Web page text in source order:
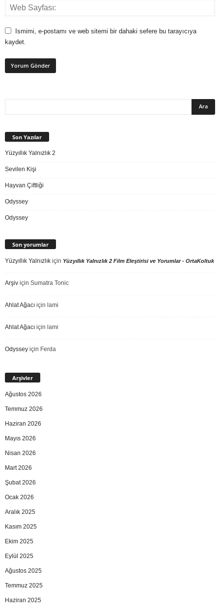
Ismimi, e-postamı ve web sitemi bir dahaki sefere bu tarayıcıya
kaydet.
Son Yazılar
Yüzyıllık Yalnızlık 2
Sevilen Kişi
Hayvan Çiftliği
Odyssey
Odyssey
Son yorumlar
Yüzyıllık Yalnızlık için Yüzyıllık Yalnızlık 2 Film Eleştirisi ve Yorumlar - OrtaKoltuk
Arşiv için Sumatra Tonic
Ahlat Ağacı için lami
Ahlat Ağacı için lami
Odyssey için Ferda
Arşivler
Ağustos 2026
Temmuz 2026
Haziran 2026
Mayıs 2026
Nisan 2026
Mart 2026
Şubat 2026
Ocak 2026
Aralık 2025
Kasım 2025
Ekim 2025
Eylül 2025
Ağustos 2025
Temmuz 2025
Haziran 2025